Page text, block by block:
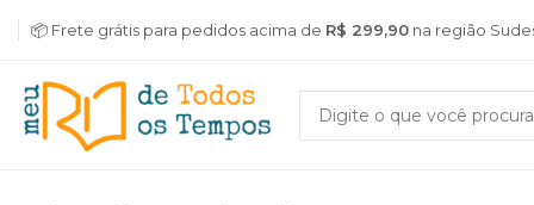
📦 Frete grátis para pedidos acima de R$ 299,90 na região